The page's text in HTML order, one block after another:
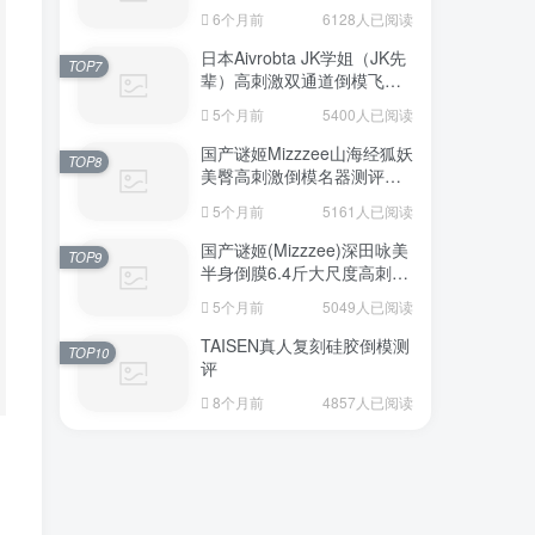
6个月前 6128人已阅读
日本Aivrobta JK学姐（JK先
辈）高刺激双通道倒模飞机
杯深度测评报告
5个月前 5400人已阅读
TOP7
国产谜姬Mizzzee山海经狐妖
美臀高刺激倒模名器测评报
5个月前 5161人已阅读
TOP8
国产谜姬(Mizzzee)深田咏美
半身倒膜6.4斤大尺度高刺激
5个月前 5049人已阅读
TOP9
TAISEN真人复刻硅胶倒模测
评
8个月前 4857人已阅读
TOP10